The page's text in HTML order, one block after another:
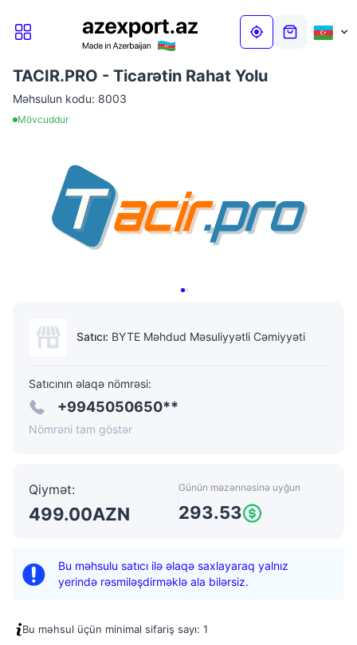
TACIR.PRO - Ticarətin Rahat Yolu
Məhsulun kodu: 8003
Mövcuddur
Satıcı: BYTE Məhdud Məsuliyyətli Cəmiyyəti
Satıcının əlaqə nömrəsi:
+9945050650**
Nömrəni tam göstər
Qiymət:
499.00AZN
Günün məzənnəsinə uyğun
293.53
Bu məhsulu satıcı ilə əlaqə saxlayaraq yalnız
yerində rəsmiləşdirməklə ala bilərsiz.
Bu məhsul üçün minimal sifariş sayı: 1